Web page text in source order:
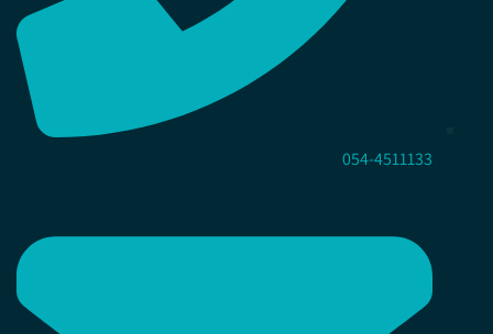
054-4511133